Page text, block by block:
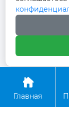
+86-
 +86
Copyright ©ООО

Главная